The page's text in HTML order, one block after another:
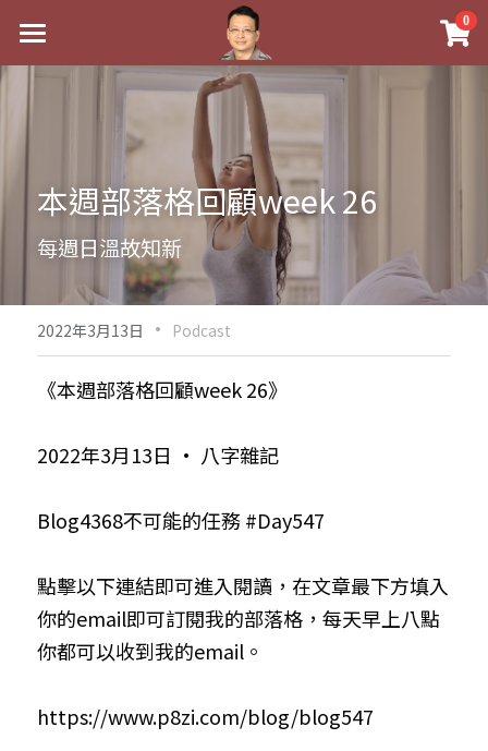
0
最新消息
實體經營
手工印鑑
五行八字學
後天派陽宅
黃金會員專區
八字雜記
站長精選
臉書生活
好書推廌
試閱專區
Podcast聽書
陽宅視頻
線上直播
自我挑戰
線上學苑
八字進階班
八字中階班
八字高階班
五行計算初階班
《十神高階實戰錄》完整典藏版
科學八字推理PDF
八字批命
科學八字推理1
科學八字推理2
科學八字推理3
輕鬆學會科學八字推理
與我預約
批命預約
上課預約
FB粉絲頁
登錄/註冊
搜索
本週部落格回顧week 26
每週日溫故知新
2022年3月13日 · Podcast
《本週部落格回顧week 26》
2022年3月13日 · 八字雜記
Blog4368不可能的任務 #Day547
點擊以下連結即可進入閱讀，在文章最下方填入
你的email即可訂閱我的部落格，每天早上八點
你都可以收到我的email。
https://www.p8zi.com/blog/blog547
×
商品分類
科學八字推理PDF
《十神高階實戰錄》完整典藏版
1美元超值PDF
八字線上批命
小兒命名